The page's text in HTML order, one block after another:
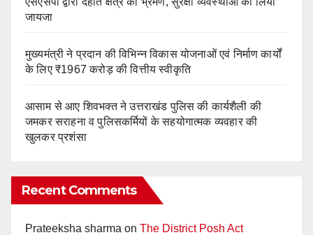
जायजा
मुख्यमंत्री ने प्रदान की विभिन्न विकास योजनाओं एवं निर्माण कार्यों
के लिए ₹1967 करोड़ की वित्तीय स्वीकृति
आसाम से आए शिवभक्त ने उत्तराखंड पुलिस की कार्यशैली की
जमकर सराहना व पुलिसकर्मियों के सहयोगात्मक व्यवहार की
खुलकर प्रशंसा
Recent Comments
Prateeksha sharma on The District Posh Act